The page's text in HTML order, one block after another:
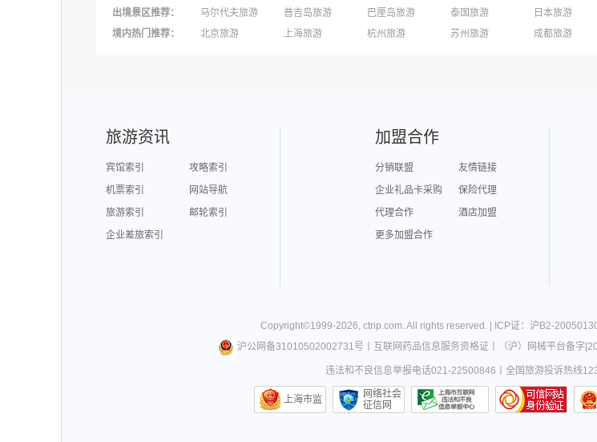
出境景区推荐： 马尔代夫旅游 普吉岛旅游 巴厘岛旅游 泰国旅游 日本旅游
苏梅岛旅游
瑞士旅游 长滩岛旅游 迪拜旅游 清迈旅游
境内热门推荐： 北京旅游 上海旅游 杭州旅游 苏州旅游 成都旅游
旅游资讯
宾馆索引
攻略索引
机票索引
网站导航
旅游索引
邮轮索引
企业差旅索引
加盟合作
分销联盟
友情链接
企业礼品卡采购
保险代理
代理合作
酒店加盟
更多加盟合作
Copyright©1999-2026, ctrip.com. All rights reserved. | ICP证：沪B2-
沪公网备31010502002731号
互联网药品信息服务资格证 （沪）网械平台备字
违法和不良信息举报电话021-22500846 全国旅游投诉热线
上海市监
网络社会
征信网